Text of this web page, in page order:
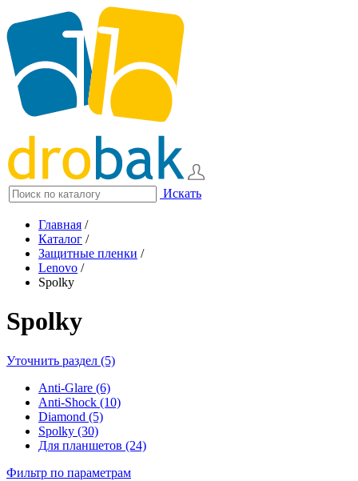
Искать
Главная /
Каталог /
Защитные пленки /
Lenovo /
Spolky
Spolky
Уточнить раздел (5)
Anti-Glare (6)
Anti-Shock (10)
Diamond (5)
Spolky (30)
Для планшетов (24)
Фильтр по параметрам